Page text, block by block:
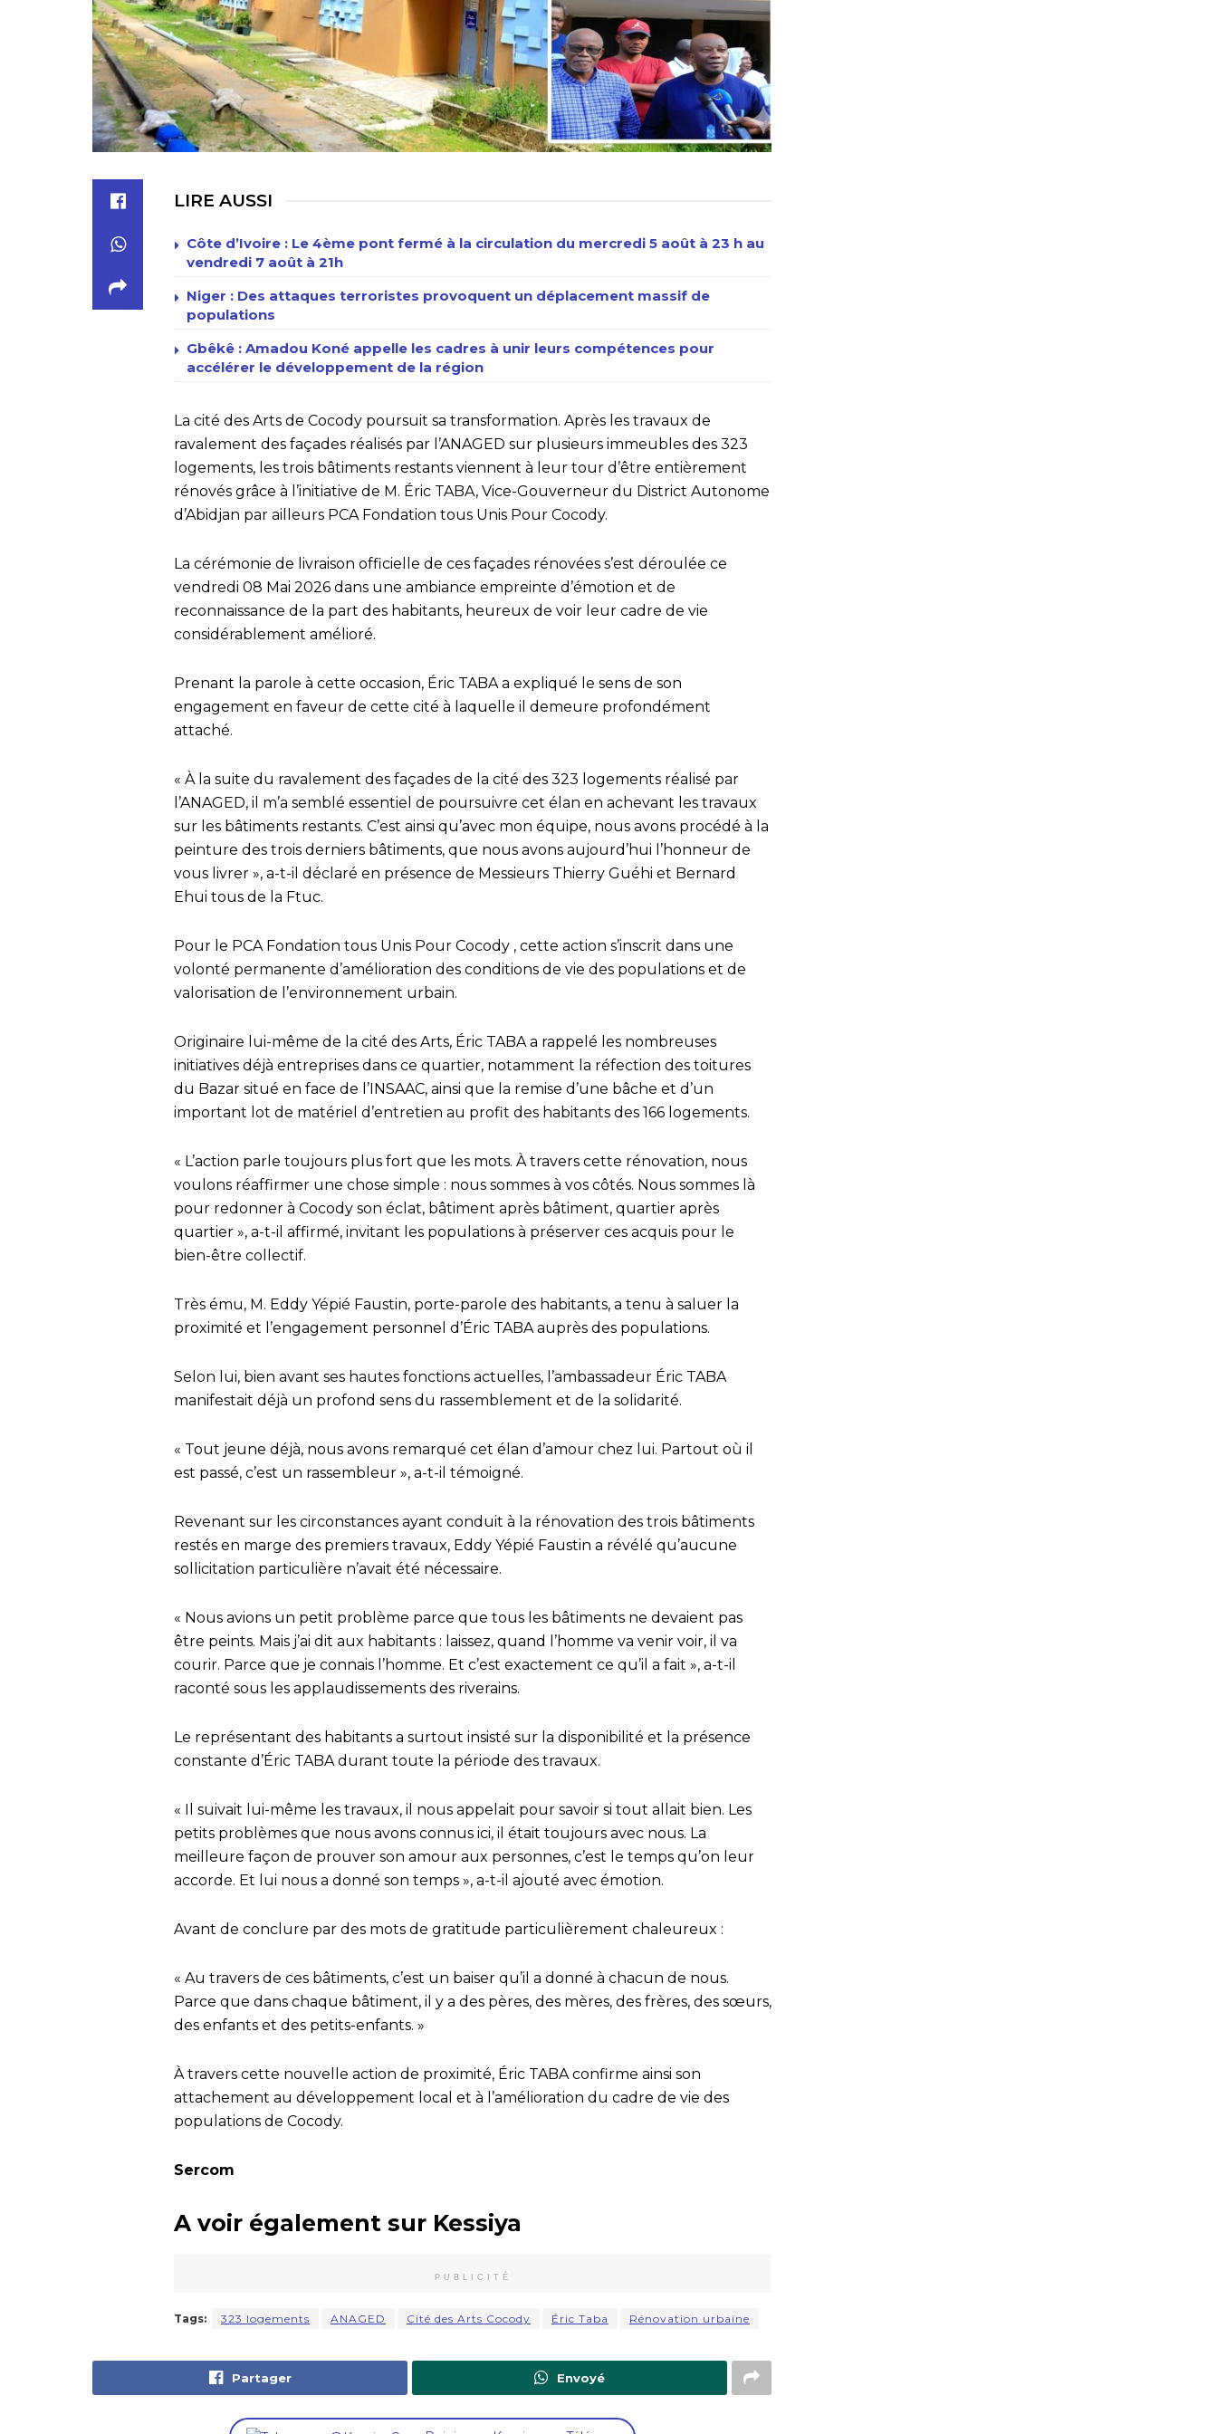
LIRE AUSSI
Côte d’Ivoire : Le 4ème pont fermé à la circulation du mercredi 5 août à 23 h au
vendredi 7 août à 21h
Niger : Des attaques terroristes provoquent un déplacement massif de
populations
Gbêkê : Amadou Koné appelle les cadres à unir leurs compétences pour
accélérer le développement de la région
La cité des Arts de Cocody poursuit sa transformation. Après les travaux de
ravalement des façades réalisés par l’ANAGED sur plusieurs immeubles des 323
logements, les trois bâtiments restants viennent à leur tour d’être entièrement
rénovés grâce à l’initiative de M. Éric TABA, Vice-Gouverneur du District Autonome
d’Abidjan par ailleurs PCA Fondation tous Unis Pour Cocody.
La cérémonie de livraison officielle de ces façades rénovées s’est déroulée ce
vendredi 08 Mai 2026 dans une ambiance empreinte d’émotion et de
reconnaissance de la part des habitants, heureux de voir leur cadre de vie
considérablement amélioré.
Prenant la parole à cette occasion, Éric TABA a expliqué le sens de son
engagement en faveur de cette cité à laquelle il demeure profondément
attaché.
« À la suite du ravalement des façades de la cité des 323 logements réalisé par
l’ANAGED, il m’a semblé essentiel de poursuivre cet élan en achevant les travaux
sur les bâtiments restants. C’est ainsi qu’avec mon équipe, nous avons procédé à la
peinture des trois derniers bâtiments, que nous avons aujourd’hui l’honneur de
vous livrer », a-t-il déclaré en présence de Messieurs Thierry Guéhi et Bernard
Ehui tous de la Ftuc.
Pour le PCA Fondation tous Unis Pour Cocody , cette action s’inscrit dans une
volonté permanente d’amélioration des conditions de vie des populations et de
valorisation de l’environnement urbain.
Originaire lui-même de la cité des Arts, Éric TABA a rappelé les nombreuses
initiatives déjà entreprises dans ce quartier, notamment la réfection des toitures
du Bazar situé en face de l’INSAAC, ainsi que la remise d’une bâche et d’un
important lot de matériel d’entretien au profit des habitants des 166 logements.
« L’action parle toujours plus fort que les mots. À travers cette rénovation, nous
voulons réaffirmer une chose simple : nous sommes à vos côtés. Nous sommes là
pour redonner à Cocody son éclat, bâtiment après bâtiment, quartier après
quartier », a-t-il affirmé, invitant les populations à préserver ces acquis pour le
bien-être collectif.
Très ému, M. Eddy Yépié Faustin, porte-parole des habitants, a tenu à saluer la
proximité et l’engagement personnel d’Éric TABA auprès des populations.
Selon lui, bien avant ses hautes fonctions actuelles, l’ambassadeur Éric TABA
manifestait déjà un profond sens du rassemblement et de la solidarité.
« Tout jeune déjà, nous avons remarqué cet élan d’amour chez lui. Partout où il
est passé, c’est un rassembleur », a-t-il témoigné.
Revenant sur les circonstances ayant conduit à la rénovation des trois bâtiments
restés en marge des premiers travaux, Eddy Yépié Faustin a révélé qu’aucune
sollicitation particulière n’avait été nécessaire.
« Nous avions un petit problème parce que tous les bâtiments ne devaient pas
être peints. Mais j’ai dit aux habitants : laissez, quand l’homme va venir voir, il va
courir. Parce que je connais l’homme. Et c’est exactement ce qu’il a fait », a-t-il
raconté sous les applaudissements des riverains.
Le représentant des habitants a surtout insisté sur la disponibilité et la présence
constante d’Éric TABA durant toute la période des travaux.
« Il suivait lui-même les travaux, il nous appelait pour savoir si tout allait bien. Les
petits problèmes que nous avons connus ici, il était toujours avec nous. La
meilleure façon de prouver son amour aux personnes, c’est le temps qu’on leur
accorde. Et lui nous a donné son temps », a-t-il ajouté avec émotion.
Avant de conclure par des mots de gratitude particulièrement chaleureux :
« Au travers de ces bâtiments, c’est un baiser qu’il a donné à chacun de nous.
Parce que dans chaque bâtiment, il y a des pères, des mères, des frères, des sœurs,
des enfants et des petits-enfants. »
À travers cette nouvelle action de proximité, Éric TABA confirme ainsi son
attachement au développement local et à l’amélioration du cadre de vie des
populations de Cocody.
Sercom
A voir également sur Kessiya
PUBLICITÉ
Tags: 323 logements ANAGED Cité des Arts Cocody Éric Taba Rénovation urbaine
Partager Envoyé